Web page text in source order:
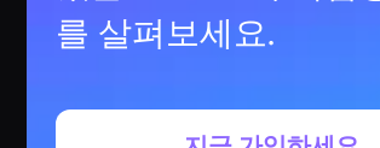
를 살펴보세요.